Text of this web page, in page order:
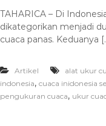
TAHARICA – Di
dikategorikan menjadi
cuaca panas. Keduanya
Artikel alat ukur
indonesia, cuaca inidonesia
pengukuran cuaca, ukur